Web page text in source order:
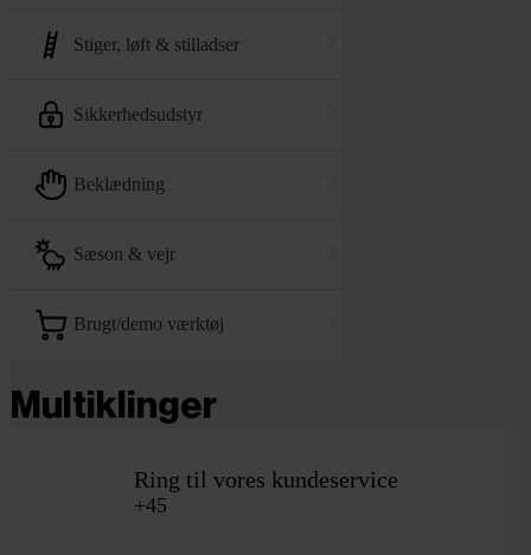
stiger, løft & stilladser
sikkerhedsudstyr
beklædning
sæson & vejr
brugt/demo værktøj
Multiklinger
Ring til vores kundeservice
+45